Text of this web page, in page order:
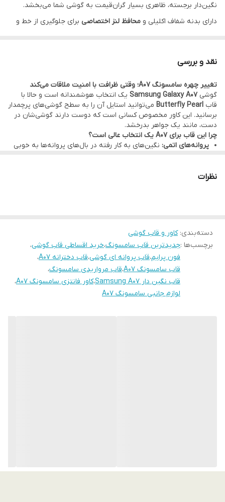
نگین‌دار برجسته، ظاهری بسیار گران‌قیمت به گوشی شما می‌بخشد.
دارای بدنه شفاف اکلیلی و محافظ لنز اختصاصی برای جلوگیری از خط و
نقد و بررسی
تغییر چهره سامسونگ A07؛ وقتی ظرافت با امنیت ملاقات می‌کند
گوشیSamsung Galaxy A07 یک انتخاب هوشمندانه است و حالا با
قاب Butterfly Pearl می‌توانید استایل آن را به سطح گوشی‌های پرچمدار
برسانید. این کاور مخصوص کسانی است که دوست دارند گوشی‌شان در
دست، مانند یک جواهر بدرخشد.
چرا این قاب برای A07 یک انتخاب عالی است؟
پروانه‌های اتمی: نگین‌های به کار رفته در بال‌های پروانه‌ها به خوبی
اکلیل‌های کهکشانی:
دسترسی دقیق و محافظت کامل:
مدل با دقت میلی‌متری انجام شده تا هیچ اختلالی در کارکرد گوشی ایجاد
نشود. همچنینمحافظ لنز نگین‌دار آن، خیالتان را از بابت امنیت شیشه
دوربین راحت می‌کند.
فراموش نکنید که در فون پرایم، امکان خرید
نقد و اقساط از ترب پی و
اسنپ پی و دیجی پیبرای این محصول مهیاست تا بهترین کیفیت را با
شرایطی آسان تجربه کنید.
نظرات
دسته‌بندی:کاور و قاب گوشی
برچسب‌ها :جدیدترین قاب سامسونگ،خرید اقساطی قاب گوشی،
فون پرایم،قاب پروانه ای گوشی،قاب دخترانه A07
،
قاب سامسونگ A07
،قاب مرواریدی سامسونگ،
قاب نگین دار Samsung A07
،کاور فانتزی سامسونگ A07
،
لوازم جانبی سامسونگ A07